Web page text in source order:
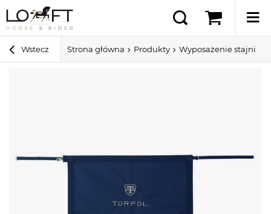
Wstecz Strona główna Produkty Wyposażenie stajni i